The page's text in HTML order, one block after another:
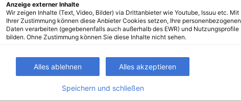
Anzeige externer Inhalte
Wir zeigen Inhalte (Text, Video, Bilder) via Drittanbieter wie Youtube, Issuu etc. Mit
Ihrer Zustimmung können diese Anbieter Cookies setzen, Ihre personenbezogenen
Daten verarbeiten (gegebenenfalls auch außerhalb des EWR) und Nutzungsprofile
bilden. Ohne Zustimmung können Sie diese Inhalte nicht sehen.
Alles ablehnen Alles akzeptieren
Speichern und schließen